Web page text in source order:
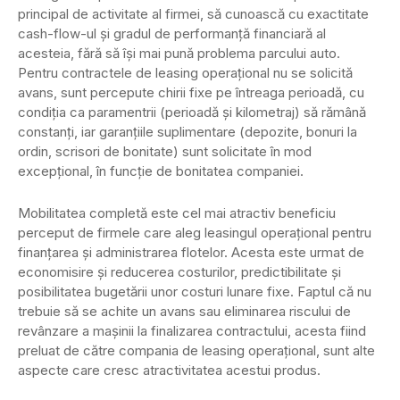
principal de activitate al firmei, să cunoască cu exactitate
cash-flow-ul şi gradul de performanţă financiară al
acesteia, fără să îşi mai pună problema parcului auto.
Pentru contractele de leasing operaţional nu se solicită
avans, sunt percepute chirii fixe pe întreaga perioadă, cu
condiţia ca paramentrii (perioadă şi kilometraj) să rămână
constanţi, iar garanţiile suplimentare (depozite, bonuri la
ordin, scrisori de bonitate) sunt solicitate în mod
excepţional, în funcţie de bonitatea companiei.
Mobilitatea completă este cel mai atractiv beneficiu
perceput de firmele care aleg leasingul operaţional pentru
finanţarea şi administrarea flotelor. Acesta este urmat de
economisire şi reducerea costurilor, predictibilitate şi
posibilitatea bugetării unor costuri lunare fixe. Faptul că nu
trebuie să se achite un avans sau eliminarea riscului de
revânzare a maşinii la finalizarea contractului, acesta fiind
preluat de către compania de leasing operaţional, sunt alte
aspecte care cresc atractivitatea acestui produs.